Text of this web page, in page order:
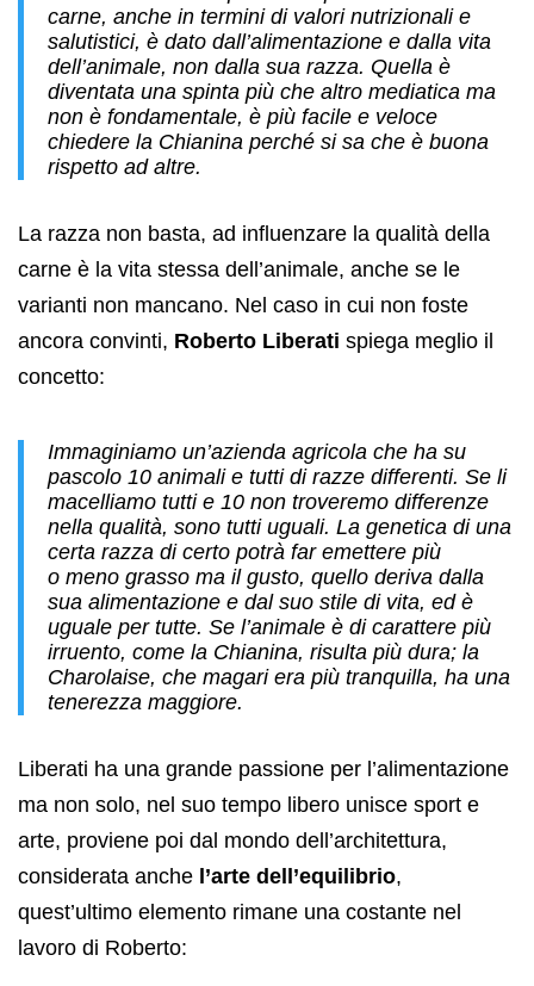
carne, anche in termini di valori nutrizionali e
salutistici, è dato dall’alimentazione e dalla vita
dell’animale, non dalla sua razza. Quella è
diventata una spinta più che altro mediatica ma
non è fondamentale, è più facile e veloce
chiedere la Chianina perché si sa che è buona
rispetto ad altre.
La razza non basta, ad influenzare la qualità della
carne è la vita stessa dell’animale, anche se le
varianti non mancano. Nel caso in cui non foste
ancora convinti, Roberto Liberati spiega meglio il
concetto:
Immaginiamo un’azienda agricola che ha su
pascolo 10 animali e tutti di razze differenti. Se li
macelliamo tutti e 10 non troveremo differenze
nella qualità, sono tutti uguali. La genetica di una
certa razza di certo potrà far emettere più
o meno grasso ma il gusto, quello deriva dalla
sua alimentazione e dal suo stile di vita, ed è
uguale per tutte. Se l’animale è di carattere più
irruento, come la Chianina, risulta più dura; la
Charolaise, che magari era più tranquilla, ha una
tenerezza maggiore.
Liberati ha una grande passione per l’alimentazione
ma non solo, nel suo tempo libero unisce sport e
arte, proviene poi dal mondo dell’architettura,
considerata anche l’arte dell’equilibrio,
quest’ultimo elemento rimane una costante nel
lavoro di Roberto: